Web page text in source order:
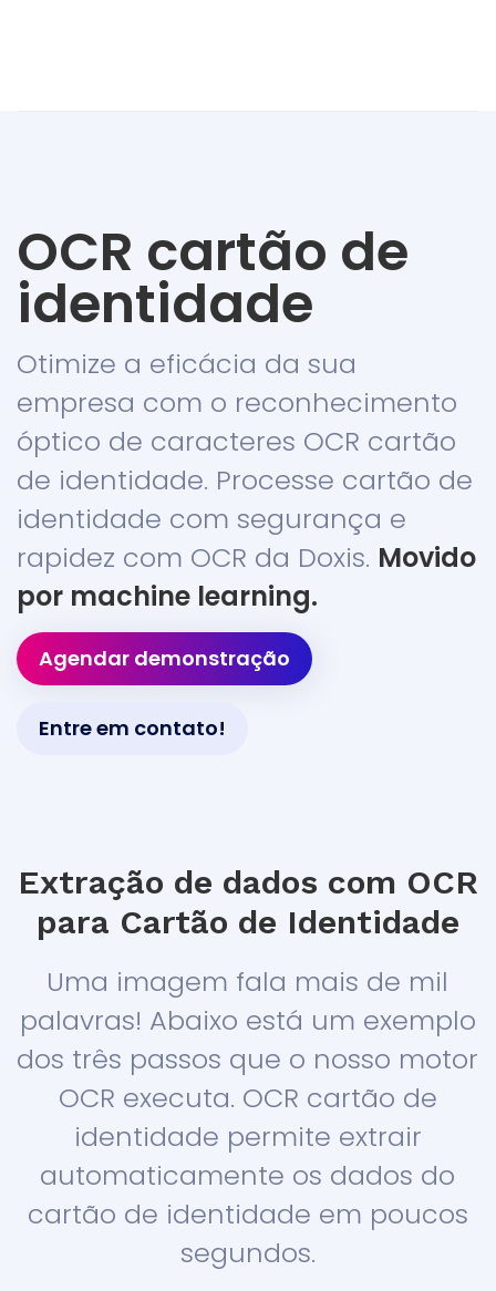
OCR cartão de
identidade
Otimize a eficácia da sua
empresa com o reconhecimento
óptico de caracteres OCR cartão
de identidade. Processe cartão de
identidade com segurança e
rapidez com OCR da Doxis. Movido
por machine learning.
Agendar demonstração
Entre em contato!
Extração de dados com OCR
para Cartão de Identidade
Uma imagem fala mais de mil
palavras! Abaixo está um exemplo
dos três passos que o nosso motor
OCR executa. OCR cartão de
identidade permite extrair
automaticamente os dados do
cartão de identidade em poucos
segundos.